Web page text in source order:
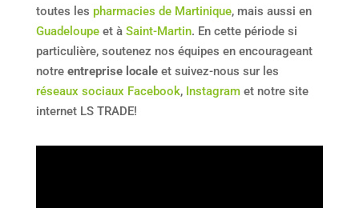
toutes les pharmacies de Martinique, mais aussi en
Guadeloupeet à Saint-Martin. En cette période si
particulière, soutenez nos équipes en encourageant
notre entreprise localeet suivez-nous sur les
réseaux sociaux Facebook, Instagramet notre site
internet LS TRADE!